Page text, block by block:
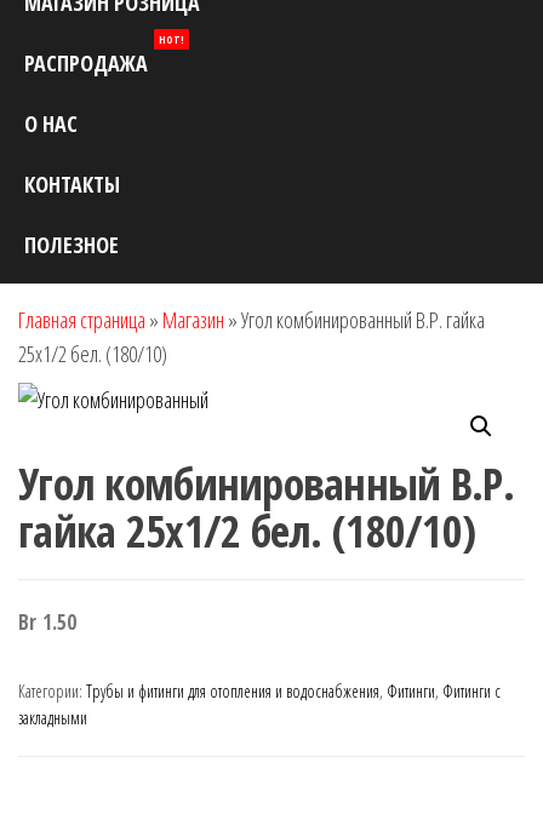
РАСПРОДАЖА
HOT!
О НАС
КОНТАКТЫ
ПОЛЕЗНОЕ
Главная страница » Магазин »Угол комбинированный В.Р. гайка
25х1/2 бел. (180/10)
Угол комбинированный В.Р.
гайка 25х1/2 бел. (180/10)
Br 1.50
Категории: Трубы и фитинги для отопления и водоснабжения, Фитинги, Фитинги с
закладными